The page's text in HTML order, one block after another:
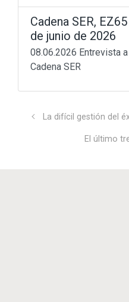
Cadena SER,
de junio de 2026
08.06.2026 Entrevista
Cadena SER
La difícil gestión del
El último
Beyond Math (198)
lang-euskera (129)
Math in motion! (256)
Mediateka
(135)